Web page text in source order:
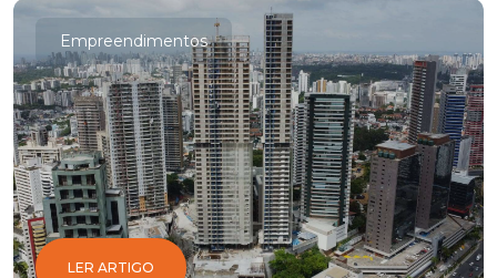
Empreendimentos
LER ARTIGO